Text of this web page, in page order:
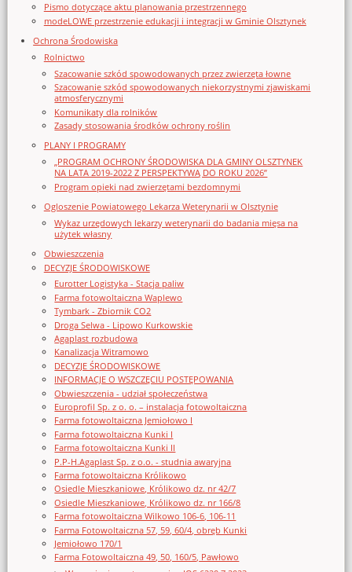
Pismo dotyczące aktu planowania przestrzennego
modeLOWE przestrzenie edukacji i integracji w Gminie Olsztynek
Ochrona Środowiska
Rolnictwo
Szacowanie szkód spowodowanych przez zwierzęta łowne
Szacowanie szkód spowodowanych niekorzystnymi zjawiskami
atmosferycznymi
Komunikaty dla rolników
Zasady stosowania środków ochrony roślin
PLANY I PROGRAMY
„PROGRAM OCHRONY ŚRODOWISKA DLA GMINY OLSZTYNEK
NA LATA 2019-2022 Z PERSPEKTYWĄ DO ROKU 2026”
Program opieki nad zwierzętami bezdomnymi
Ogloszenie Powiatowego Lekarza Weterynarii w Olsztynie
Wykaz urzędowych lekarzy weterynarii do badania mięsa na
użytek własny
Obwieszczenia
DECYZJE ŚRODOWISKOWE
Eurotter Logistyka - Stacja paliw
Farma fotowoltaiczna Waplewo
Tymbark - Zbiornik CO2
Droga Selwa - Lipowo Kurkowskie
Agaplast rozbudowa
Kanalizacja Witramowo
DECYZJE ŚRODOWISKOWE
INFORMACJE O WSZCZĘCIU POSTĘPOWANIA
Obwieszczenia - udział społeczeństwa
Europrofil Sp. z o. o. – instalacja fotowoltaiczna
Farma fotowoltaiczna Jemiołowo I
Farma fotowoltaiczna Kunki I
Farma fotowoltaiczna Kunki II
P.P-H.Agaplast Sp. z o.o. - studnia awaryjna
Farma fotowoltaiczna Królikowo
Osiedle Mieszkaniowe, Królikowo dz. nr 42/7
Osiedle Mieszkaniowe, Królikowo dz. nr 166/8
Farma fotowoltaiczna Wilkowo 106-6, 106-11
Farma Fotowoltaiczna 57, 59, 60/4, obręb Kunki
Jemiołowo 170/1
Farma Fotowoltaiczna 49, 50, 160/5, Pawłowo